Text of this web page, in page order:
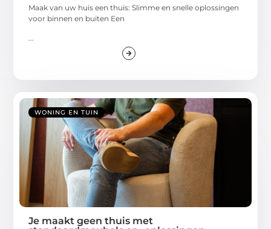
Maak van uw huis een thuis: Slimme en snelle oplossingen
voor binnen en buiten Een
...
WONING EN TUIN
Je maakt geen thuis met